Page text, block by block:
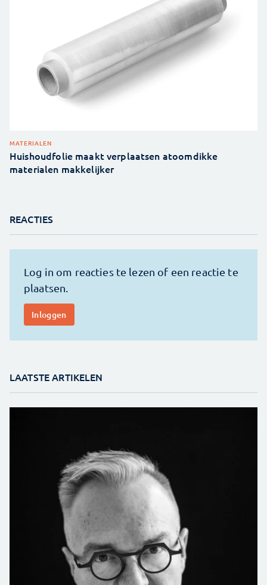
MATERIALEN
Huishoudfolie maakt verplaatsen atoomdikke
materialen makkelijker
REACTIES
LAATSTE ARTIKELEN